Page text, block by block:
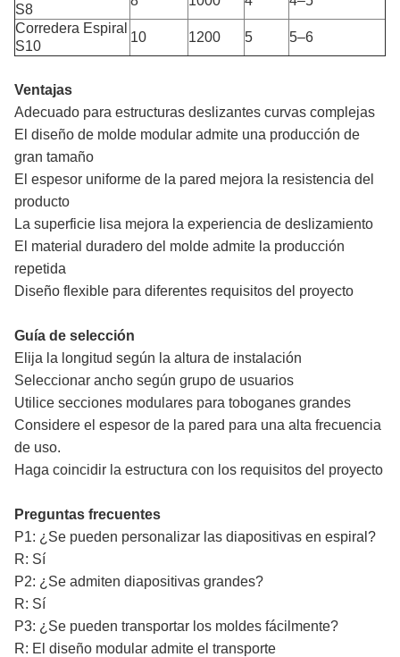
S8
Corredera Espiral
S10
10 1200 5 5–6
Ventajas
Adecuado para estructuras deslizantes curvas complejas
El diseño de molde modular admite una producción de
gran tamaño
El espesor uniforme de la pared mejora la resistencia del
producto
La superficie lisa mejora la experiencia de deslizamiento
El material duradero del molde admite la producción
repetida
Diseño flexible para diferentes requisitos del proyecto
Guía de selección
Elija la longitud según la altura de instalación
Seleccionar ancho según grupo de usuarios
Utilice secciones modulares para toboganes grandes
Considere el espesor de la pared para una alta frecuencia
de uso.
Haga coincidir la estructura con los requisitos del proyecto
Preguntas frecuentes
P1: ¿Se pueden personalizar las diapositivas en espiral?
R: Sí
P2: ¿Se admiten diapositivas grandes?
R: Sí
P3: ¿Se pueden transportar los moldes fácilmente?
R: El diseño modular admite el transporte